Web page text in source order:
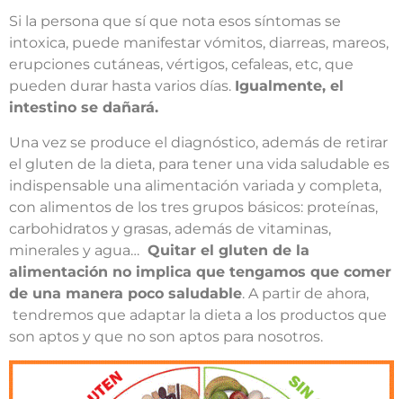
Si la persona que sí que nota esos síntomas se
intoxica, puede manifestar vómitos, diarreas, mareos,
erupciones cutáneas, vértigos, cefaleas, etc, que
pueden durar hasta varios días. Igualmente, el
intestino se dañará.
Una vez se produce el diagnóstico, además de retirar
el gluten de la dieta, para tener una vida saludable es
indispensable una alimentación variada y completa,
con alimentos de los tres grupos básicos: proteínas,
carbohidratos y grasas, además de vitaminas,
minerales y agua… Quitar el gluten de la
alimentación no implica que tengamos que comer
de una manera poco saludable. A partir de ahora,
tendremos que adaptar la dieta a los productos que
son aptos y que no son aptos para nosotros.